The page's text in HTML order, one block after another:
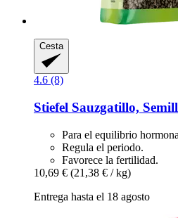
Cesta
4.6 (8)
Stiefel Sauzgatillo,
Para el equilibrio
Regula el periodo.
Favorece la fertilidad.
10,69 € (21,38 € / kg)
Entrega hasta el 18 agosto